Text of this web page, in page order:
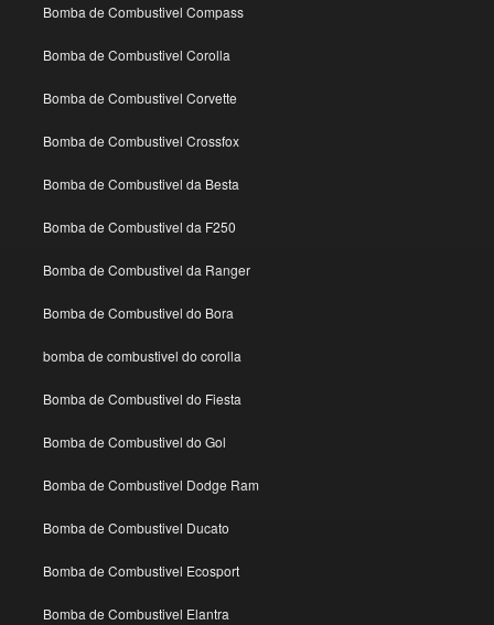
Bomba de Combustivel Compass
Bomba de Combustivel Corolla
Bomba de Combustivel Corvette
Bomba de Combustivel Crossfox
Bomba de Combustivel da Besta
Bomba de Combustivel da F250
Bomba de Combustivel da Ranger
Bomba de Combustivel do Bora
bomba de combustivel do corolla
Bomba de Combustivel do Fiesta
Bomba de Combustivel do Gol
Bomba de Combustivel Dodge Ram
Bomba de Combustivel Ducato
Bomba de Combustivel Ecosport
Bomba de Combustivel Elantra